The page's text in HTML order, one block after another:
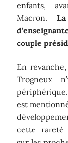
enfants,
Macron.
couple
En
Trogneux
est
cette rareté